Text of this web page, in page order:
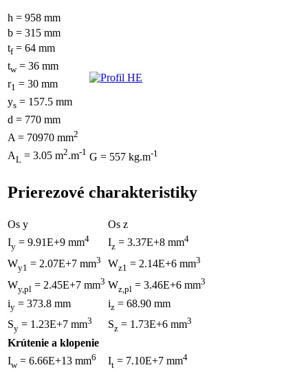
h = 958 mm
b = 315 mm
tf= 64 mm
tw= 36 mm
r1 = 30 mm
ys = 157.5 mm
d = 770 mm
A = 70970 mm2
AL = 3.05 m2.m-1 G = 557 kg.m-1
Prierezové charakteristiky
Os y
Os z
Iy = 9.91E+9 mm4 Iz = 3.37E+8 mm4
Wy1 = 2.07E+7 mm3 Wz1 = 2.14E+6 mm3
Wy,pl = 2.45E+7 mm3 Wz,pl = 3.46E+6 mm3
iy = 373.8 mm iz = 68.90 mm
Sy = 1.23E+7 mm3 Sz = 1.73E+6 mm3
Krútenie a klopenie
Iw = 6.66E+13 mm6 It = 7.10E+7 mm4